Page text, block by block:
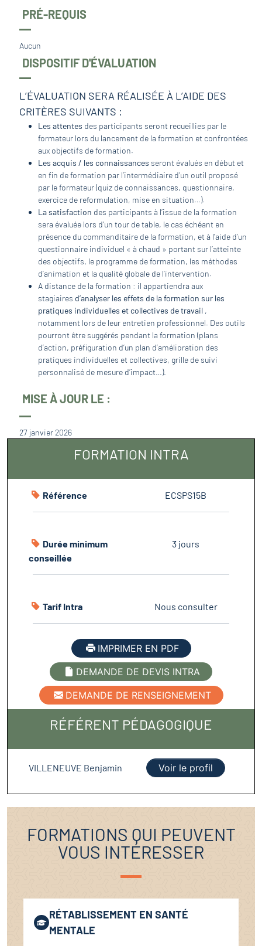
PRÉ-REQUIS
Aucun
DISPOSITIF D'ÉVALUATION
L’ÉVALUATION SERA RÉALISÉE À L’AIDE DES
CRITÈRES SUIVANTS :
Les attentes des participants seront recueillies par le
formateur lors du lancement de la formation et confrontées
aux objectifs de formation.
Les acquis / les connaissances seront évalués en début et
en fin de formation par l’intermédiaire d’un outil proposé
par le formateur (quiz de connaissances, questionnaire,
exercice de reformulation, mise en situation…).
La satisfaction des participants à l’issue de la formation
sera évaluée lors d’un tour de table, le cas échéant en
présence du commanditaire de la formation, et à l’aide d’un
questionnaire individuel « à chaud » portant sur l’atteinte
des objectifs, le programme de formation, les méthodes
d’animation et la qualité globale de l’intervention.
A distance de la formation : il appartiendra aux
stagiaires d’analyser les effets de la formation sur les
pratiques individuelles et collectives de travail ,
notamment lors de leur entretien professionnel. Des outils
pourront être suggérés pendant la formation (plans
d’action, préfiguration d’un plan d’amélioration des
pratiques individuelles et collectives, grille de suivi
personnalisé de mesure d’impact…).
MISE À JOUR LE :
27 janvier 2026
FORMATION INTRA
Référence ECSPS15B
Durée minimum
conseillée
3 jours
Tarif Intra Nous consulter
IMPRIMER EN PDF
DEMANDE DE DEVIS INTRA
DEMANDE DE RENSEIGNEMENT
RÉFÉRENT PÉDAGOGIQUE
VILLENEUVE Benjamin Voir le profil
FORMATIONS QUI PEUVENT
VOUS INTÉRESSER
RÉTABLISSEMENT EN SANTÉ
MENTALE